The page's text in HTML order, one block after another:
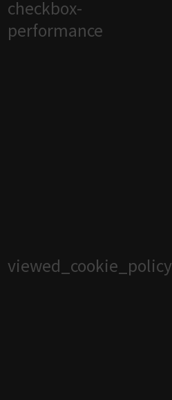
checkbox-
performance
viewed_cookie_policy